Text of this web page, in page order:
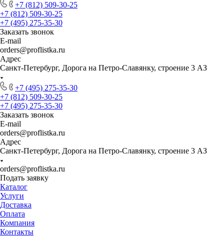
+7 (812) 509-30-25
+7 (812) 509-30-25
+7 (495) 275-35-30
Заказать звонок
E-mail
orders@proflistka.ru
Адрес
Санкт-Петербург, Дорога на Петро-Славянку, строение 3 АЗ
+7 (495) 275-35-30
+7 (812) 509-30-25
+7 (495) 275-35-30
Заказать звонок
E-mail
orders@proflistka.ru
Адрес
Санкт-Петербург, Дорога на Петро-Славянку, строение 3 АЗ
orders@proflistka.ru
Подать заявку
Каталог
Услуги
Доставка
Оплата
Компания
Контакты